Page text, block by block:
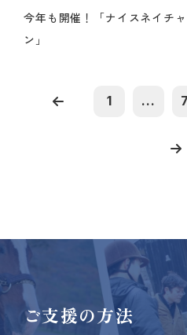
今年も開催！「ナイスネイチ
ン」
1 ...
ご支援の方法